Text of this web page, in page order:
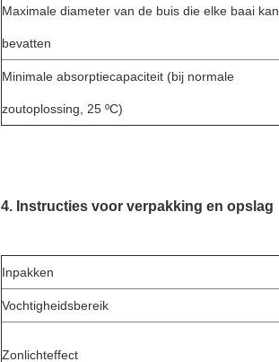
Maximale diameter van de buis die elke baai kan
bevatten
Minimale absorptiecapaciteit (bij normale
zoutoplossing, 25 ºC)
4. Instructies voor verpakking en opslag
Inpakken
Vochtigheidsbereik
Zonlichteffect